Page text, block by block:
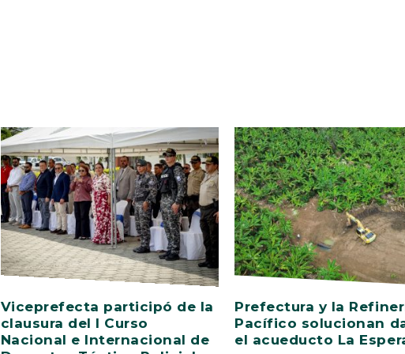
Viceprefecta participó de la
clausura del I Curso
Nacional e Internacional de
Prefectura y la
Pacífico solucionan
el acueducto La